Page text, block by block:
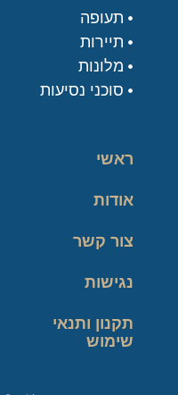
תעופה
תיירות
מלונות
סוכני נסיעות
ראשי
אודות
צור קשר
נגישות
תקנון ותנאי
שימוש